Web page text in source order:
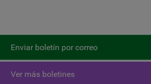
Enviar boletín por correo
Ver más boletines